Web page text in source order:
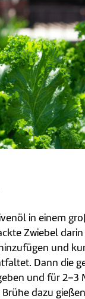
in einem
Zwiebel
und
Dann die
und für 2–3
Brühe dazu